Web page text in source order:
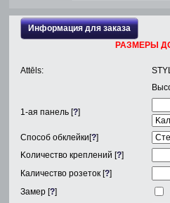
Информация для заказа
РАЗМЕРЫ
Attēls:
1-ая панель [?]
Способ обклейки[?]
Kоличество креплений [?]
Каличество розеток [?]
Замер [?]